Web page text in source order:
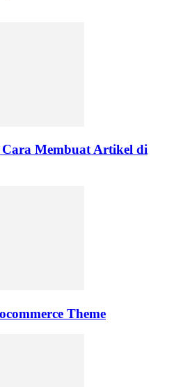
Membuat Artikel di
Theme